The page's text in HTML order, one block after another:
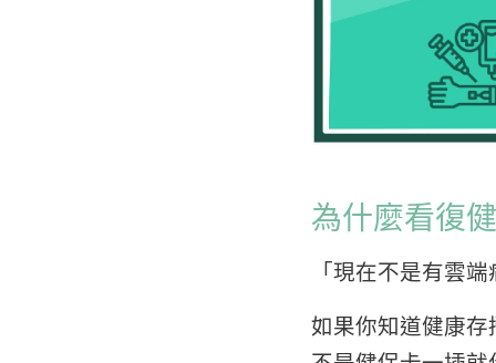
為什麼看復
「現在不是有雲
如果你知道健康